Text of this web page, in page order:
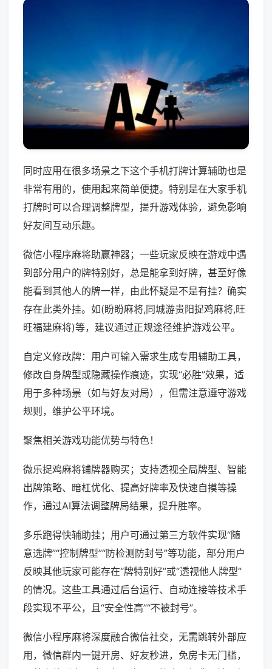
同时应用在很多场景之下这个手机打牌计算辅助也是
非常有用的，使用起来简单便捷。特别是在大家手机
打牌时可以合理调整牌型，提升游戏体验，避免影响
好友间互动乐趣。
微信小程序麻将助赢神器；一些玩家反映在游戏中遇
到部分用户的牌特别好，总是能拿到好牌，甚至好像
能看到其他人的牌一样，由此怀疑是不是有挂？确实
存在此类外挂。如(盼盼麻将,同城游贵阳捉鸡麻将,旺
旺福建麻将)等，建议通过正规途径维护游戏公平。
自定义修改牌：用户可输入需求生成专用辅助工具，
修改自身牌型或隐藏操作痕迹，实现“必胜”效果，适
用于多种场景（如与好友对局），但需注意遵守游戏
规则，维护公平环境。
聚焦相关游戏功能优势与特色！
微乐捉鸡麻将铺牌器购买；支持透视全局牌型、智能
出牌策略、暗杠优化、提高好牌率及快速自摸等操
作，通过AI算法调整牌局结果，提升胜率。
多乐跑得快辅助挂；用户可通过第三方软件实现“随
意选牌”“控制牌型”“防检测防封号”等功能，部分用户
反映其他玩家可能存在“牌特别好”或“透视他人牌型”
的情况。这些工具通过后台运行、自动连接等技术手
段实现不平公，且“安全性高”“不被封号”。
微信小程序麻将深度融合微信社交，无需跳转外部应
用，微信群内一键开房、好友秒进，免房卡无门槛，